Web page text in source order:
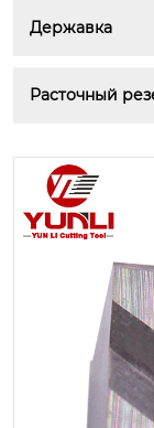
Державка
Расточный